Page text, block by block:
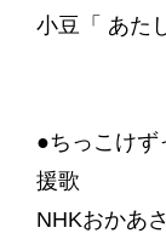
小豆「 あた
●ちっこけず
援歌
NHKおかあ